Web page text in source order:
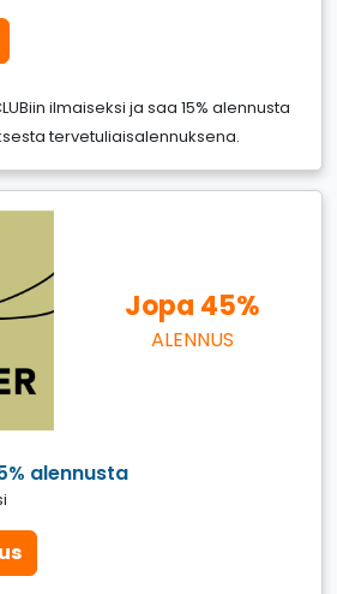
ilmaiseksi ja saa 15% alennusta
tervetuliaisalennuksena.
Jopa 45%
ALENNUS
alennusta